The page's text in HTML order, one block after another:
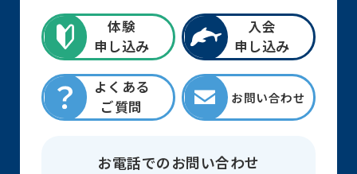
体験
申し込み
入会
申し込み
よくある
ご質問
お問い合わせ
お電話でのお問い合わせ